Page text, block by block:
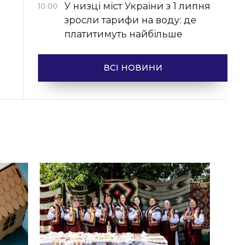
10:00
У низці міст України з 1 липня
зросли тарифи на воду: де
платитимуть найбільше
ВСІ НОВИНИ